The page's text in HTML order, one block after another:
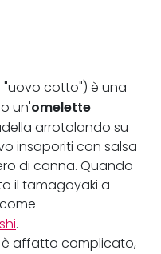
cotto") è una
un'omelette
arrotolando su
insaporiti con salsa
di canna. Quando
il tamagoyaki a
.
affatto complicato,